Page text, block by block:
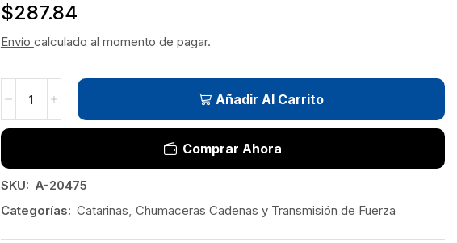
$287.84
Envío calculado al momento de pagar.
Añadir Al Carrito
Comprar Ahora
SKU: A-20475
Categorías: Catarinas, Chumaceras Cadenas y Transmisión de Fuerza